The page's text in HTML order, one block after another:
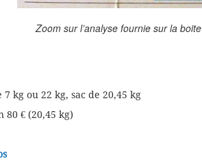
Zoom sur l’analyse fournie sur la boite
kg ou 22 kg, sac de 20,45 kg
€ (20,45 kg)